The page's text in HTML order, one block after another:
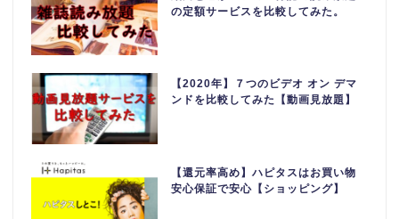
の定額サービスを比較してみた。
【2020年】７つのビデオ オン デマ
ンドを比較してみた【動画見放題】
【還元率高め】ハピタスはお買い物
安心保証で安心【ショッピング】